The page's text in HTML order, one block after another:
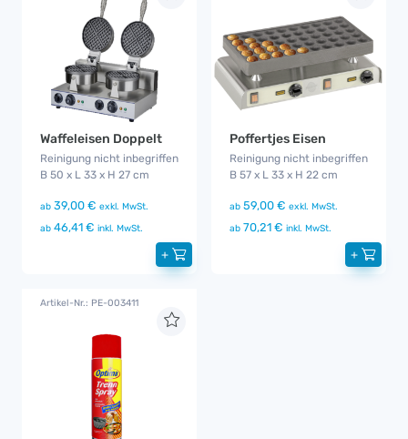
Waffeleisen Doppelt
Reinigung nicht inbegriffen
B 50 x L 33 x H 27 cm
ab 39,00 € exkl. MwSt.
ab 46,41 € inkl. MwSt.
+
Poffertjes Eisen
Reinigung nicht inbegriffen
B 57 x L 33 x H 22 cm
ab 59,00 € exkl. MwSt.
ab 70,21 € inkl. MwSt.
+
Artikel-Nr.: PE-003411